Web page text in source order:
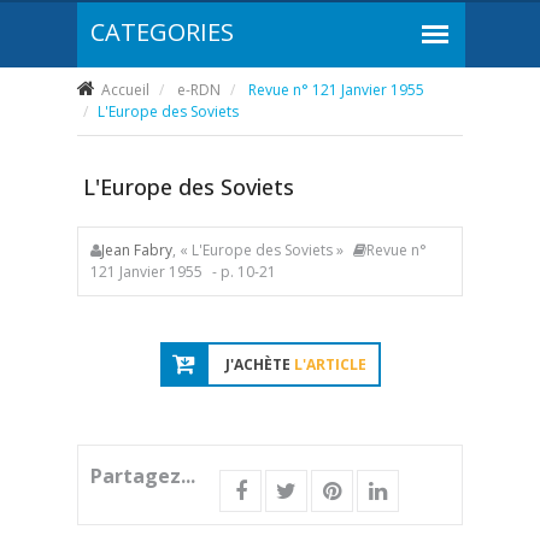
Accueil e-RDN
Revue n° 121 Janvier 1955
L'Europe des Soviets
L'Europe des Soviets
Jean Fabry, « L'Europe des Soviets »
Revue n°
121 Janvier 1955 - p. 10-21
J'ACHÈTE L'ARTICLE
Partagez...